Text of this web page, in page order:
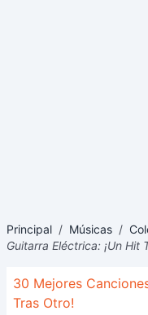
Principal / Músicas /
Guitarra Eléctrica: ¡Un Hit
30 Mejores
Tras Otro!